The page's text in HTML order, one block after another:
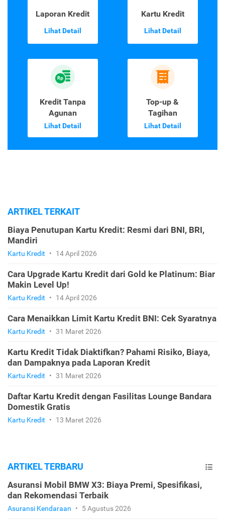
Laporan Kredit
Lihat Detail
Kartu Kredit
Lihat Detail
Kredit Tanpa
Agunan
Lihat Detail
Top-up &
Tagihan
Lihat Detail
ARTIKEL TERKAIT
Biaya Penutupan Kartu Kredit: Resmi dari BNI, BRI,
Mandiri
Kartu Kredit • 14 April 2026
Cara Upgrade Kartu Kredit dari Gold ke Platinum: Biar
Makin Level Up!
Kartu Kredit • 14 April 2026
Cara Menaikkan Limit Kartu Kredit BNI: Cek Syaratnya
Kartu Kredit • 31 Maret 2026
Kartu Kredit Tidak Diaktifkan? Pahami Risiko, Biaya,
dan Dampaknya pada Laporan Kredit
Kartu Kredit • 31 Maret 2026
Daftar Kartu Kredit dengan Fasilitas Lounge Bandara
Domestik Gratis
Kartu Kredit • 13 Maret 2026
ARTIKEL TERBARU
Asuransi Mobil BMW X3: Biaya Premi, Spesifikasi,
dan Rekomendasi Terbaik
Asuransi Kendaraan • 5 Agustus 2026